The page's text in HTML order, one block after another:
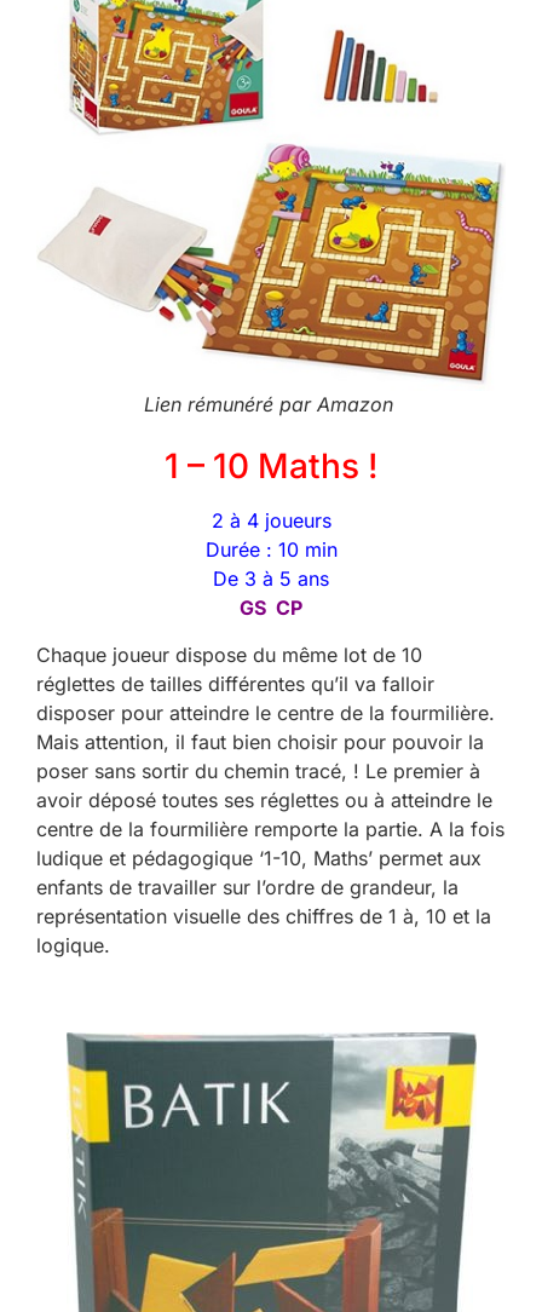
Lien rémunéré par Amazon
1 – 10 Maths !
2 à 4 joueurs
Durée : 10 min
De 3 à 5 ans
GS CP
Chaque joueur dispose du même lot de 10
réglettes de tailles différentes qu’il va falloir
disposer pour atteindre le centre de la fourmilière.
Mais attention, il faut bien choisir pour pouvoir la
poser sans sortir du chemin tracé, ! Le premier à
avoir déposé toutes ses réglettes ou à atteindre le
centre de la fourmilière remporte la partie. A la fois
ludique et pédagogique ‘1-10, Maths’ permet aux
enfants de travailler sur l’ordre de grandeur, la
représentation visuelle des chiffres de 1 à, 10 et la
logique.